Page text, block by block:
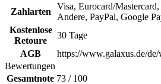
Zahlarten
Visa, Eurocard/
Andere, PayPal, Google
Kostenlose
Retoure
30 Tage
AGB
https://www.galaxus.de/
Bewertungen
Gesamtnote 73 / 100